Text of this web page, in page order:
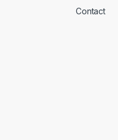
Contact